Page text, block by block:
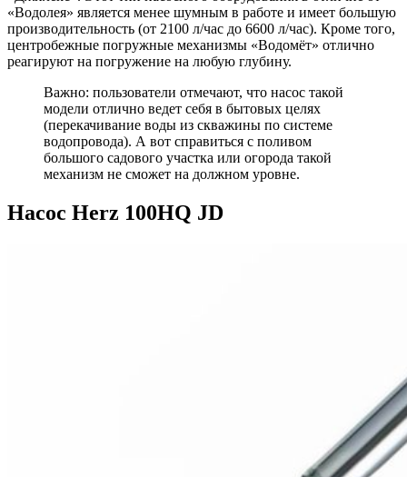
«Водолея» является менее шумным в работе и имеет большую
производительность (от 2100 л/час до 6600 л/час). Кроме того,
центробежные погружные механизмы «Водомёт» отлично
реагируют на погружение на любую глубину.
Важно: пользователи отмечают, что насос такой
модели отлично ведет себя в бытовых целях
(перекачивание воды из скважины по системе
водопровода). А вот справиться с поливом
большого садового участка или огорода такой
механизм не сможет на должном уровне.
Насос Herz 100HQ JD